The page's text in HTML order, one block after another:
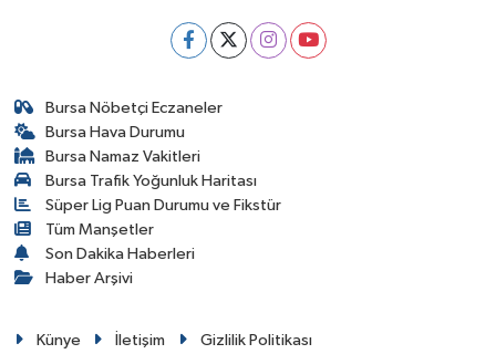
Bursa Nöbetçi Eczaneler
Bursa Hava Durumu
Bursa Namaz Vakitleri
Bursa Trafik Yoğunluk Haritası
Süper Lig Puan Durumu ve Fikstür
Tüm Manşetler
Son Dakika Haberleri
Haber Arşivi
Künye İletişim
Gizlilik Politikası